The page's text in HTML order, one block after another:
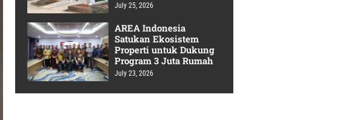
July 25, 2026
AREA Indonesia
Satukan Ekosistem
Properti untuk Dukung
Program 3 Juta Rumah
July 23, 2026